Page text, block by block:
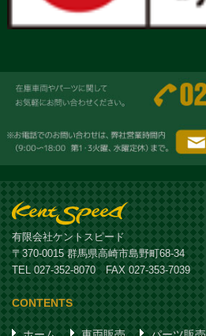
有限会社ケントスピード
〒370-0015 群馬県高崎市島野町68-34
TEL 027-352-8070 FAX 027-353-7039
CONTENTS